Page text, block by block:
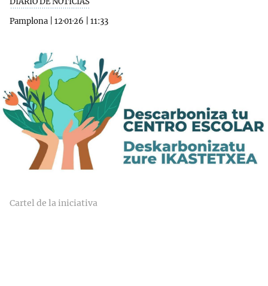
Pamplona
12·01·26 11:33
Cartel de la iniciativa